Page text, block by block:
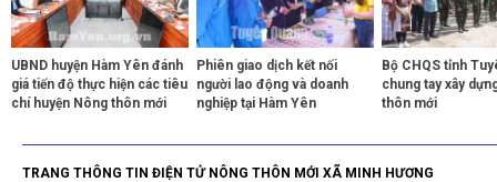
UBND huyện Hàm Yên đánh
giá tiến độ thực hiện các tiêu
chí huyện Nông thôn mới
Phiên giao dịch kết nối
người lao động và doanh
nghiệp tại Hàm Yên
Bộ CHQS tỉnh
chung tay xây
thôn mới
TRANG THÔNG TIN ĐIỆN TỬ NÔNG THÔN MỚI XÃ MINH HƯƠNG